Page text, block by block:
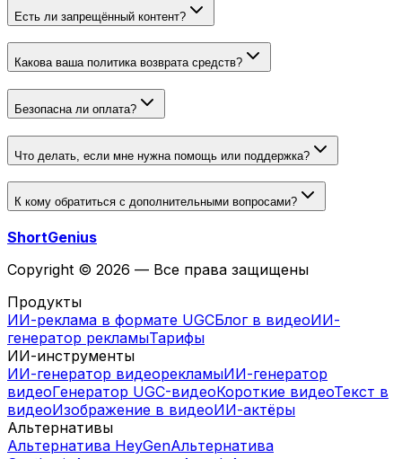
Есть ли запрещённый контент?
Какова ваша политика возврата средств?
Безопасна ли оплата?
Что делать, если мне нужна помощь или поддержка?
К кому обратиться с дополнительными вопросами?
ShortGenius
Copyright © 2026 — Все права защищены
Продукты
ИИ-реклама в формате UGCБлог в видеоИИ-
генератор рекламыТарифы
ИИ-инструменты
ИИ-генератор видеорекламыИИ-генератор
видеоГенератор UGC-видеоКороткие видеоТекст в
видеоИзображение в видеоИИ-актёры
Альтернативы
Альтернатива HeyGenАльтернатива